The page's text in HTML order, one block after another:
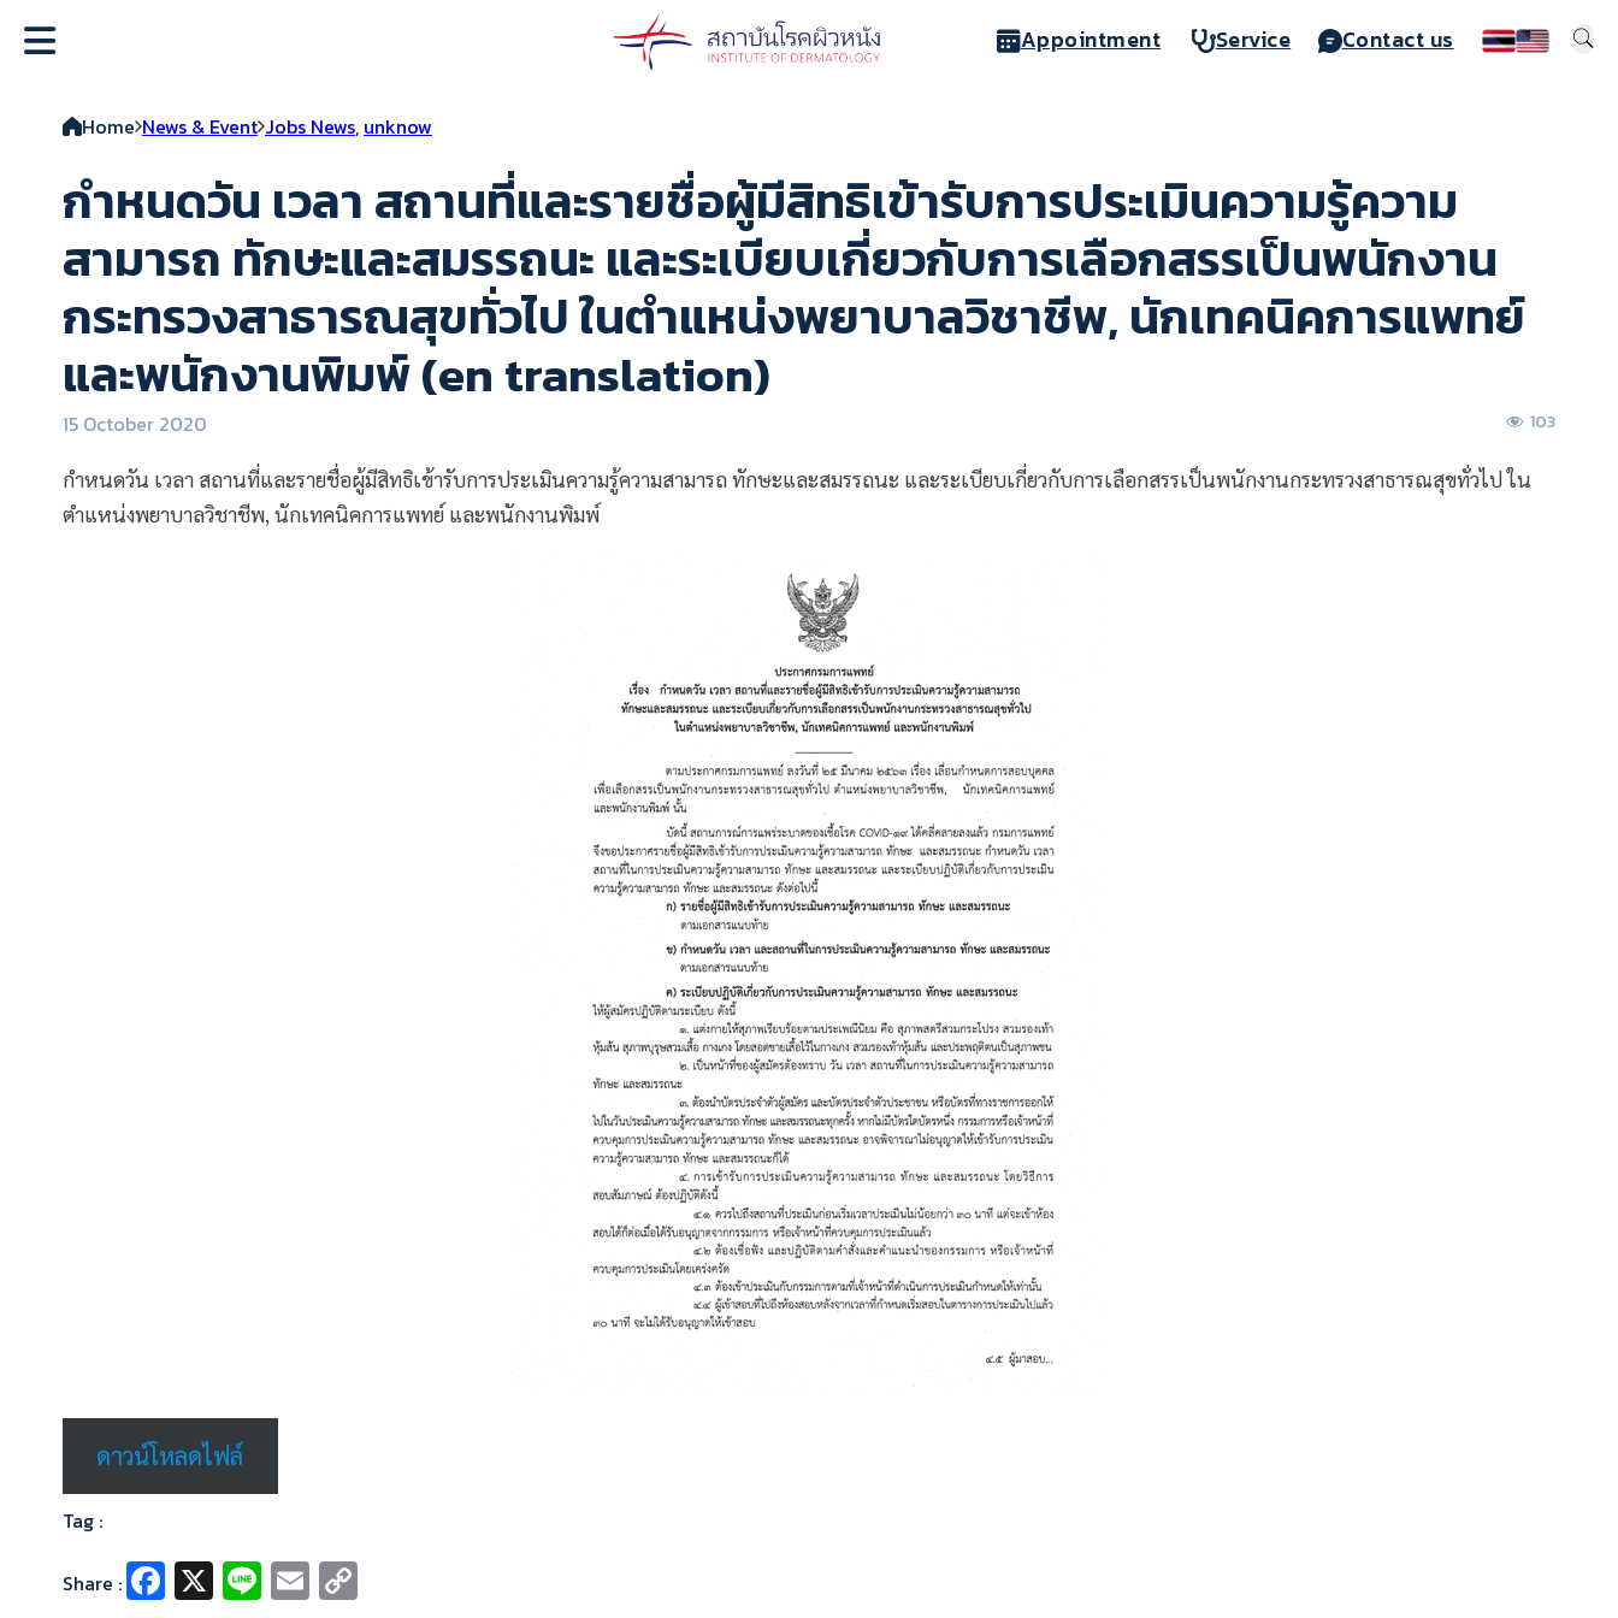
Appointment Service Contact us
Home News & Event Jobs News, unknow
กำหนดวัน เวลา สถานที่และรายชื่อผู้มีสิทธิเข้ารับการประเมินความรู้ความ
สามารถ ทักษะและสมรรถนะ และระเบียบเกี่ยวกับการเลือกสรรเป็นพนักงาน
กระทรวงสาธารณสุขทั่วไป ในตำแหน่งพยาบาลวิชาชีพ, นักเทคนิคการแพทย์
และพนักงานพิมพ์ (en translation)
15 October 2020 103
กำหนดวัน เวลา สถานที่และรายชื่อผู้มีสิทธิเข้ารับการประเมินความรู้ความสามารถ ทักษะและสมรรถนะ และระเบียบเกี่ยวกับการเลือกสรรเป็นพนักงานกระทรวงสาธารณสุขทั่วไป ใน
ตำแหน่งพยาบาลวิชาชีพ, นักเทคนิคการแพทย์ และพนักงานพิมพ์
ดาวน์โหลดไฟล์
Tag :
Share : Fa X Li E